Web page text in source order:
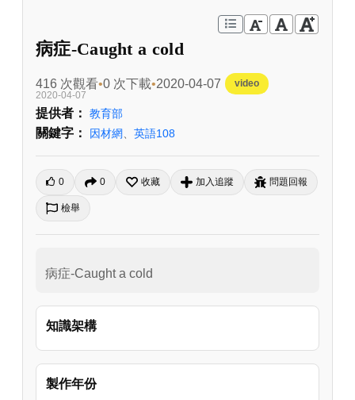
病症-Caught a cold
416 次觀看 0 次下載 2020-04-07
video
2020-04-07
提供者： 教育部
關鍵字： 因材網 英語108
0 0 收藏 加入追蹤 問題回報
檢舉
病症-Caught a cold
知識架構
製作年份